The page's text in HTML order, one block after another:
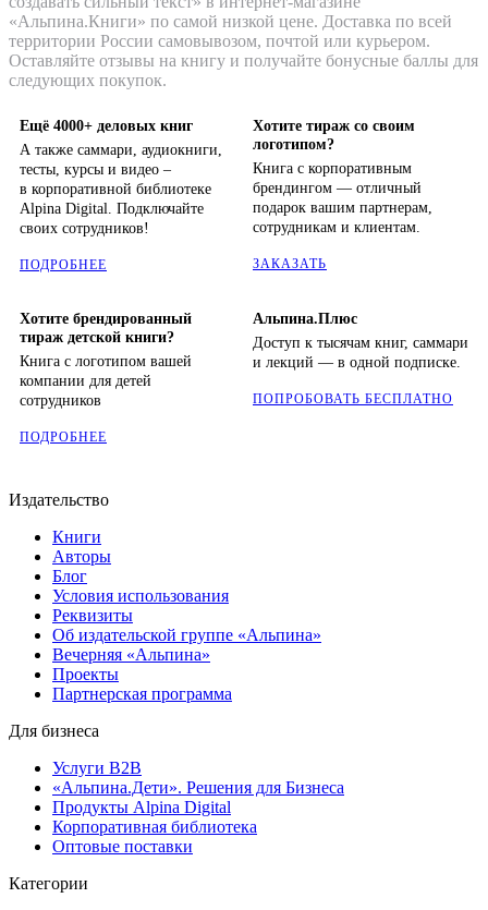
«Альпина.Книги» по самой низкой цене. Доставка по всей
территории России самовывозом, почтой или курьером.
Оставляйте отзывы на книгу и получайте бонусные баллы для
следующих покупок.
Ещё 4000+ деловых книг
А также саммари, аудиокниги,
тесты, курсы и видео –
в корпоративной библиотеке
Alpina Digital. Подключайте
своих сотрудников!
ПОДРОБНЕЕ
Хотите тираж со своим
логотипом?
Книга с корпоративным
брендингом — отличный
подарок вашим партнерам,
сотрудникам и клиентам.
ЗАКАЗАТЬ
Хотите брендированный
тираж детской книги?
Книга с логотипом вашей
компании для детей
сотрудников
ПОДРОБНЕЕ
Альпина.Плюс
Доступ к тысячам книг, саммари
и лекций — в одной подписке.
ПОПРОБОВАТЬ БЕСПЛАТНО
Издательство
Книги
Авторы
Блог
Условия использования
Реквизиты
Об издательской группе «Альпина»
Вечерняя «Альпина»
Проекты
Партнерская программа
Для бизнеса
Услуги B2B
«Альпина.Дети». Решения для Бизнеса
Продукты Alpina Digital
Корпоративная библиотека
Оптовые поставки
Категории